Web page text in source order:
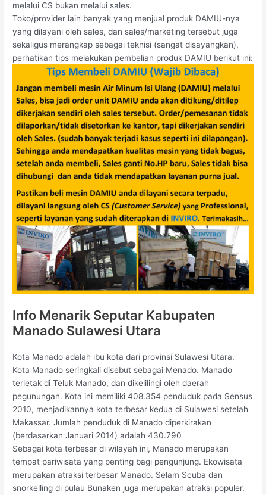
melalui CS bukan melalui sales.
Toko/provider lain banyak yang menjual produk DAMIU-nya
yang dilayani oleh sales, dan sales/marketing tersebut juga
sekaligus merangkap sebagai teknisi (sangat disayangkan),
perhatikan tips melakukan pembelian produk DAMIU berikut ini:
Info Menarik Seputar Kabupaten
Manado Sulawesi Utara
Kota Manado adalah ibu kota dari provinsi Sulawesi Utara.
Kota Manado seringkali disebut sebagai Menado. Manado
terletak di Teluk Manado, dan dikelilingi oleh daerah
pegunungan. Kota ini memiliki 408.354 penduduk pada Sensus
2010, menjadikannya kota terbesar kedua di Sulawesi setelah
Makassar. Jumlah penduduk di Manado diperkirakan
(berdasarkan Januari 2014) adalah 430.790
Sebagai kota terbesar di wilayah ini, Manado merupakan
tempat pariwisata yang penting bagi pengunjung. Ekowisata
merupakan atraksi terbesar Manado. Selam Scuba dan
snorkelling di pulau Bunaken juga merupakan atraksi populer.